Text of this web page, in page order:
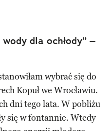
dla ochłody” –
wybrać się do
Kopuł we Wrocławiu.
dni tego lata. W pobliżu
się w fontannie. Wtedy